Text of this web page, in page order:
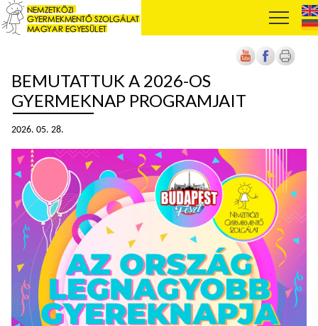
BEMUTATTUK A 2026-OS
GYERMEKNAP PROGRAMJAIT
2026. 05. 28.